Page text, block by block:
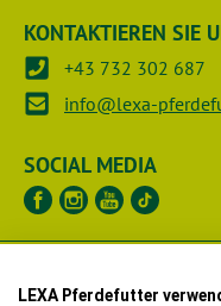
KONTAKTIEREN SIE
+43 732 302 687
info@lexa-
SOCIAL MEDIA
LEXA Pferdefutter